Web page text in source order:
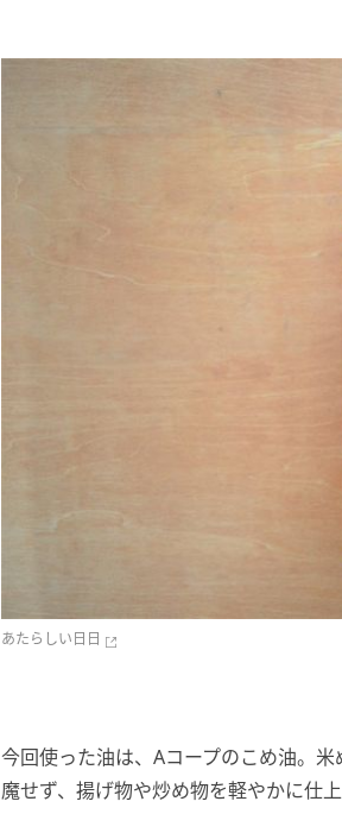
あたらしい日日
今回使った油は、Aコープのこめ油。
魔せず、揚げ物や炒め物を軽やかに仕上